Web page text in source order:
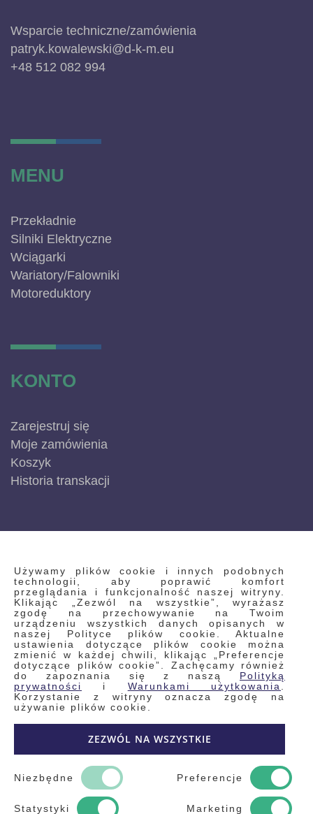
Używamy plików cookie i innych podobnych
technologii, aby poprawić komfort
przeglądania i funkcjonalność naszej witryny.
Klikając „Zezwól na wszystkie”, wyrażasz
zgodę na przechowywanie na Twoim
urządzeniu wszystkich danych opisanych w
naszej Polityce plików cookie. Aktualne
ustawienia dotyczące plików cookie można
zmienić w każdej chwili, klikając „Preferencje
dotyczące plików cookie”. Zachęcamy również
do zapoznania się z naszą Polityką
prywatności
i Warunkami użytkowania
Korzystanie z witryny oznacza zgodę na
używanie plików cookie.
ZEZWÓL NA WSZYSTKIE
Niezbędne Preferencje
Statystyki Marketing
Wsparcie techniczne/zamówienia
patryk.kowalewski@d-k-m.eu
+48 512 082 994
MENU
Przekładnie
Silniki Elektryczne
Wciągarki
Wariatory/Falowniki
Motoreduktory
KONTO
Zarejestruj się
Moje zamówienia
Koszyk
Historia transkacji
INFORMACJE
Regulamin
Polityka prywatności i pliki cookie
Wyszukiwane frazy
Wyszukiwanie zaawansowane
Zamówienia
Skontaktuj się z nami
Odstąp od umowy
Kontakt